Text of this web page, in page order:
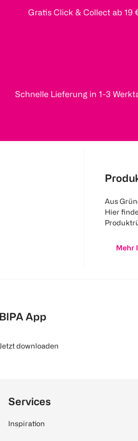
Gratis Click & Collect ab 19
Schnelle Lieferung in 1-3
Aus
Hier
Mehr
BIPA App
Jetzt downloaden
Services
Inspiration